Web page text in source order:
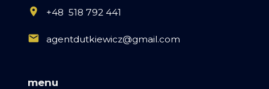
+48 518 792 441
agentdutkiewicz@gmail.com
menu